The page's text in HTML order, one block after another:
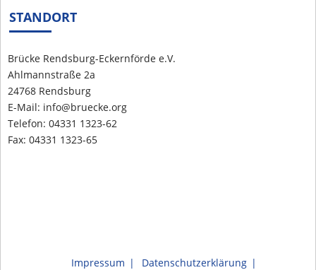
STANDORT
Brücke Rendsburg-Eckernförde e.V.
Ahlmannstraße 2a
24768 Rendsburg
E-Mail: info@bruecke.org
Telefon: 04331 1323-62
Fax: 04331 1323-65
Impressum Datenschutzerklärung